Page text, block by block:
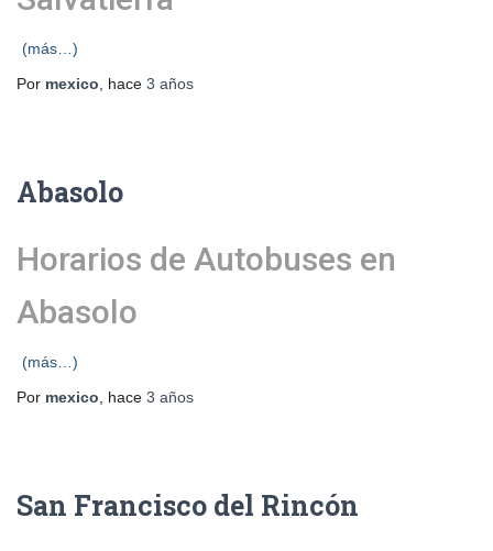
(más…)
Por mexico , hace 3 años
Abasolo
Horarios de Autobuses en
Abasolo
(más…)
Por mexico , hace 3 años
San Francisco del Rincón